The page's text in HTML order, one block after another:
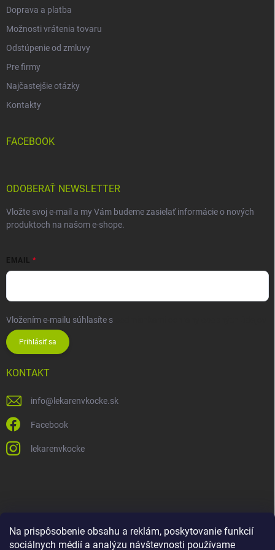
Na prispôsobenie obsahu a reklám, poskytovanie funkcií
sociálnych médií a analýzu návštevnosti používame
Doprava a platba
Možnosti vrátenia tovaru
Odstúpenie od zmluvy
Pre firmy
Najčastejšie otázky
Kontakty
FACEBOOK
ODOBERAŤ NEWSLETTER
Vložte svoj e-mail a my Vám budeme zasielať informácie o nových
produktoch na našom e-shope.
EMAIL
Vložením e-mailu súhlasíte s
Prihlásiť sa
KONTAKT
info@ lekarenvkocke.sk
Facebook
lekarenvkocke